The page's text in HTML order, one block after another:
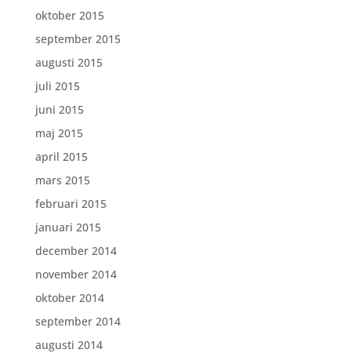
oktober 2015
september 2015
augusti 2015
juli 2015
juni 2015
maj 2015
april 2015
mars 2015
februari 2015
januari 2015
december 2014
november 2014
oktober 2014
september 2014
augusti 2014